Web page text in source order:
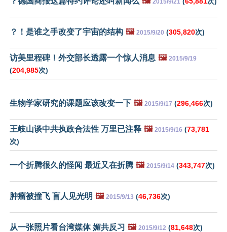
？！是谁之手改变了宇宙的结构 🖼️ 2015/9/20 (305,820次)
访美里程碑！外交部长透露一个惊人消息 🖼️ 2015/9/19
(204,985次)
生物学家研究的课题应该改变一下 🖼️ 2015/9/17 (296,466次)
王岐山谈中共执政合法性 万里已注释 🖼️ 2015/9/16 (73,781
次)
一个折腾很久的怪闻 最近又在折腾 🖼️ 2015/9/14 (343,747次)
肿瘤被撞飞 盲人见光明 🖼️ 2015/9/13 (46,736次)
从一张照片看台湾媒体 媚共反习 🖼️ 2015/9/12 (81,648次)